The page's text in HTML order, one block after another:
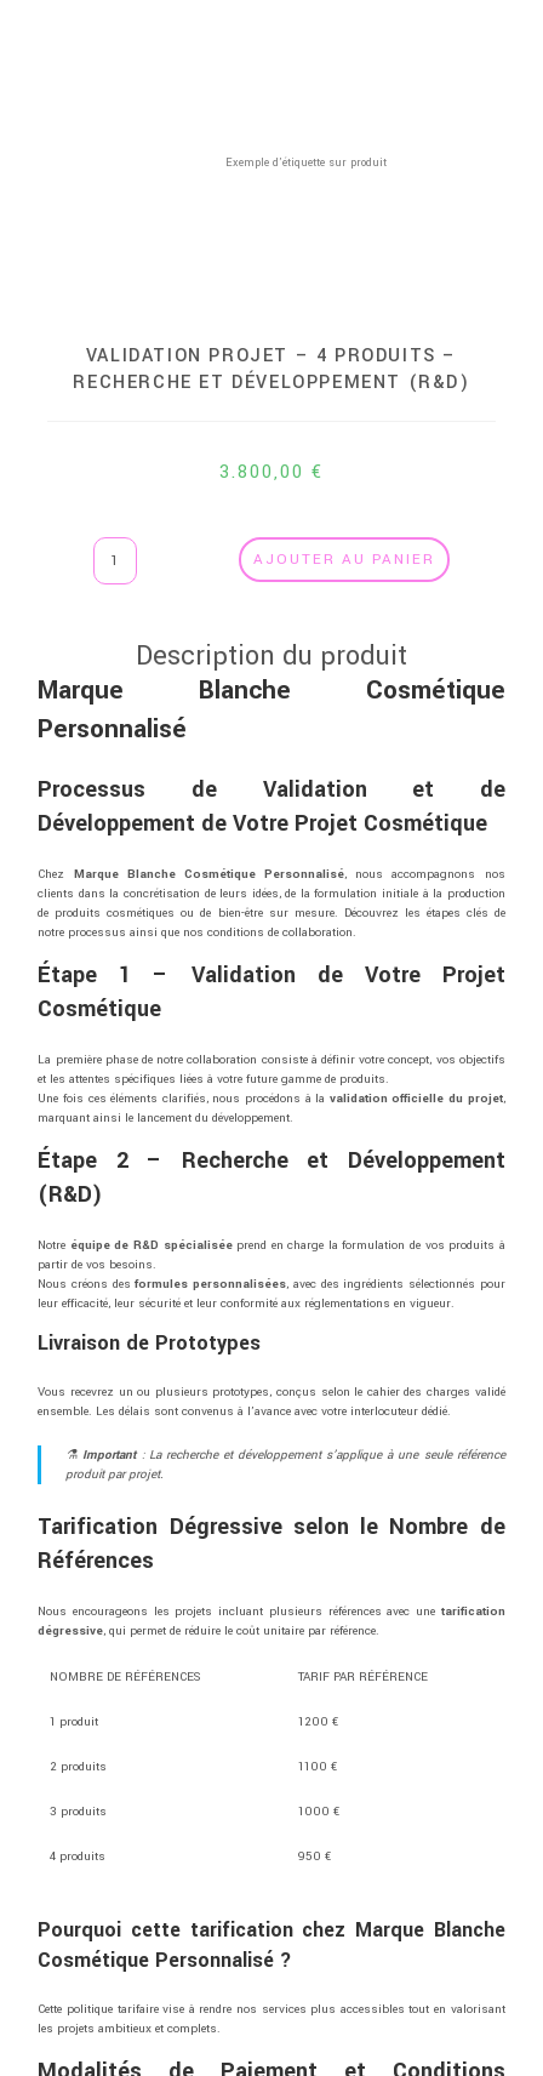
VALIDATION PROJET – 4 PRODUITS –
RECHERCHE ET DÉVELOPPEMENT (R&D)
3.800,00 €
AJOUTER AU PANIER
Exemple d’étiquette sur produit
Description du produit
Marque Blanche Cosmétique
Personnalisé
Processus de Validation et de
Développement deVotre Projet Cosmétique
Chez Marque Blanche Cosmétique Personnalisé, nousaccompagnons nos
clients dans laconcrétisation de leurs idées,de laformulation initiale à la production
de produitscosmétiquesoude bien-être sur mesure. Découvrez les étapes clés de
notre processusainsique nosconditionsdecollaboration.
Étape 1 – Validation de Votre Projet
Cosmétique
La première phase de notrecollaboration consiste à définirvotreconcept, vos objectifs
et lesattentes spécifiques liéesàvotrefuturegammede produits.
Une fois ceséléments clarifiés, nous procédons à la validationofficielledu projet,
marquantainsi le lancementdudéveloppement.
Étape 2 – Recherche et Développement
(R&D)
Notre équipedeR&D spécialisée prend encharge laformulation de vos produits à
partirdevos besoins.
Nouscréons desformulespersonnalisées, avec des ingrédients sélectionnés pour
leurefficacité, leur sécuritéet leurconformitéaux réglementationsenvigueur.
Livraison de Prototypes
Vous recevrez unou plusieurs prototypes,conçus selon le cahierdescharges validé
ensemble. Lesdélais sontconvenusà l’avanceavecvotre interlocuteurdédié.
⚗️ Important: La recherche et développement s’applique à une seule référence
produitparprojet.
Tarification Dégressive selon le Nombre de
Références
Nousencourageons les projets incluant plusieurs référencesavec une tarification
dégressive,qui permetde réduire lecoût unitaire par référence.
NOMBRE DE RÉFÉRENCES TARIF PAR RÉFÉRENCE
1 produit 1200 €
2 produits 1100 €
3 produits 1000 €
4 produits 950 €
Pourquoi cette tarification chez Marque Blanche
Cosmétique Personnalisé ?
Cette politique tarifairevise à rendre nos services plus accessiblestouten valorisant
les projetsambitieuxetcomplets.